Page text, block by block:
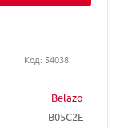
Belazo
B05C2E
Код: 54038